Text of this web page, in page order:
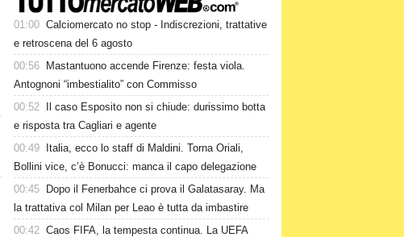
01:00 Calciomercato no stop - Indiscrezioni, trattative
e retroscena del 6 agosto
00:56
Mastantuono accende Firenze: festa viola.
Antognoni “imbestialito” con Commisso
00:52
Il caso Esposito non si chiude: durissimo botta
e risposta tra Cagliari e agente
00:49
Italia, ecco lo staff di Maldini. Torna Oriali,
Bollini vice, c’è Bonucci: manca il capo delegazione
00:45
Dopo il Fenerbahce ci prova il Galatasaray. Ma
la trattativa col Milan per Leao è tutta da imbastire
00:42 Caos FIFA, la tempesta continua. La UEFA